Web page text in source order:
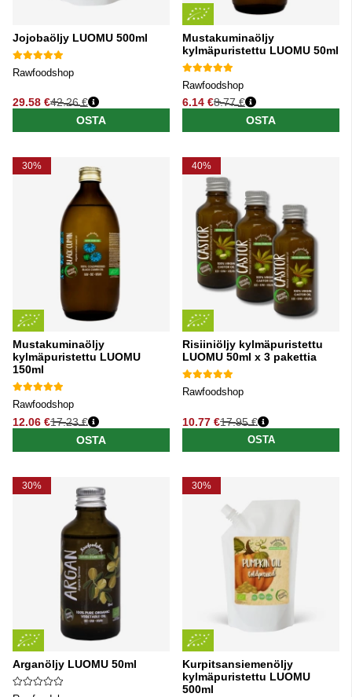
Jojobaöljy LUOMU 500ml
Rawfoodshop
29.58 €
Normaali hinta
42.26 €
OSTA
Mustakuminaöljy
kylmäpuristettu LUOMU 50ml
Rawfoodshop
6.14 €
Normaali hinta
8.77 €
OSTA
30%
Mustakuminaöljy
kylmäpuristettu LUOMU
150ml
Rawfoodshop
12.06 €
Normaali hinta
17.23 €
OSTA
40%
Risiiniöljy kylmäpuristettu
LUOMU 50ml x 3 pakettia
Rawfoodshop
10.77 €
Normaali hinta
17.95 €
OSTA
30%
Arganöljy LUOMU 50ml
30%
Kurpitsansiemenöljy
kylmäpuristettu LUOMU
500ml